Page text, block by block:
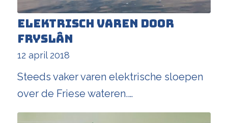
Elektrisch varen door
Fryslân
12 april 2018
Steeds vaker varen elektrische sloepen
over de Friese wateren.…